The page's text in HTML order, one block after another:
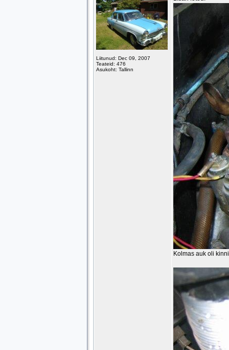
Liitunud: Dec 09, 2007
Teateid: 476
Asukoht: Tallinn
Kolmas auk oli